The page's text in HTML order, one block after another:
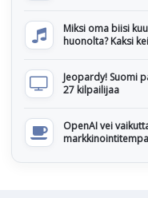
Miksi oma biisi
huonolta? Kaksi
Jeopardy! Suomi
27 kilpailijaa
OpenAI vei